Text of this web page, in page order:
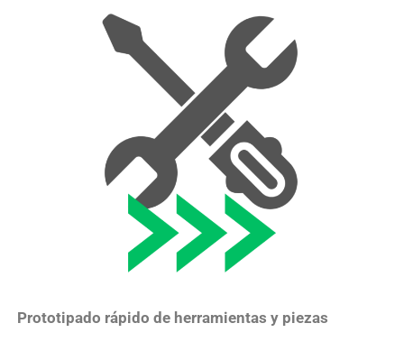
Prototipado rápido de herramientas y piezas